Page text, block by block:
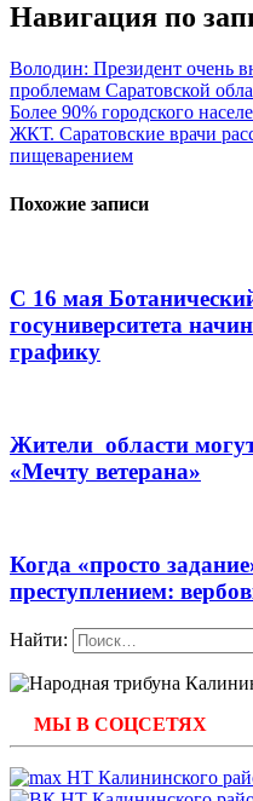
Навигация по
Володин: Президент очень
проблемам Саратовской
Более 90% городского
ЖКТ. Саратовские врачи
пищеварением
Похожие записи
С 16 мая
госуниверситета
графику
Жители области
«Мечту ветерана»
Когда «просто
преступлением:
Найти:
МЫ В СОЦСЕТЯХ